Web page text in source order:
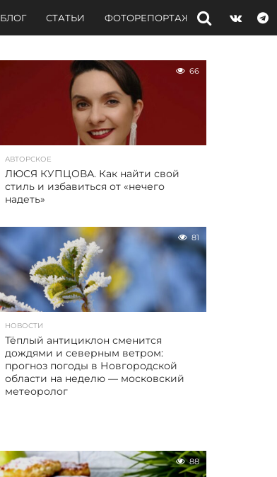
БЛОГ СТАТЬИ ФОТОРЕПОРТАЖИ ИНТЕРВЬЮ
66
АВТОРСКОЕ
ЛЮСЯ КУПЦОВА. Как найти свой
стиль и избавиться от «нечего
надеть»
81
НОВОСТИ
Тёплый антициклон сменится
дождями и северным ветром:
прогноз погоды в Новгородской
области на неделю — московский
метеоролог
88